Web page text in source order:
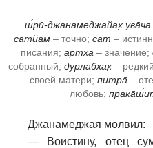
ш́рӣ-джанамеджайах̣ ува̄ча
сатйам– точно; сат –
писания; артха – значение;
собранный; дурлабхах̣–
– своей матери; питра̄ –
любовь;
Джанамеджая молвил:
― Воистину, отец